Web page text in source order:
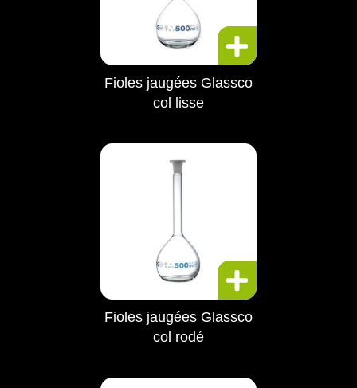
Fioles jaugées Glassco
col lisse
Fioles jaugées Glassco
col rodé